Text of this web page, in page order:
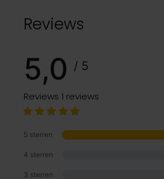
Reviews
5,0 / 5
Reviews 1 reviews
5 sterren
4 sterren
3 sterren